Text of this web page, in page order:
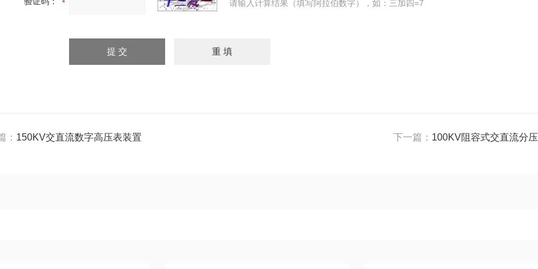
请输入计算结果（填写阿拉伯数字），如：三加四=7
： 150KV交直流数字高压表装置 下一篇： 100KV阻容式交直流分